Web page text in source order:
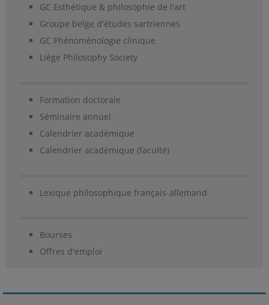
GC Esthétique & philosophie de l'art
Groupe belge d'études sartriennes
GC Phénoménologie clinique
Liège Philosophy Society
Formation doctorale
Séminaire annuel
Calendrier académique
Calendrier académique (faculté)
Lexique philosophique français-allemand
Bourses
Offres d'emploi